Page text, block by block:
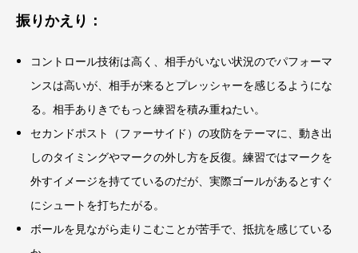
振りかえり：
コントロール技術は高く、相手がいない状況のでパフォーマ
ンスは高いが、相手が来るとプレッシャーを感じるようにな
る。相手ありきでもっと練習を積み重ねたい。
セカンドポスト（ファーサイド）の攻防をテーマに、動き出
しのタイミングやマークの外し方を反復。練習ではマークを
外すイメージを持てているのだが、実際ゴールがあるとすぐ
にシュートを打ちたがる。
ボールを見ながら走りこむことが苦手で、抵抗を感じている